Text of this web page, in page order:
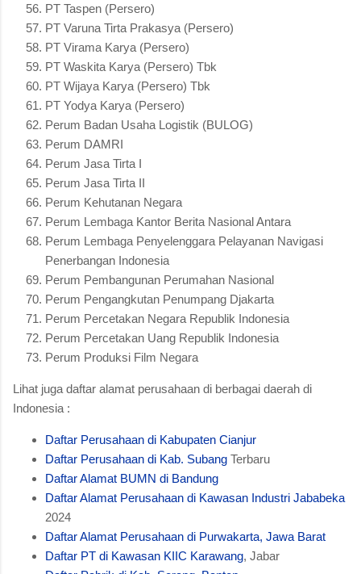
PT Taspen (Persero)
PT Varuna Tirta Prakasya (Persero)
PT Virama Karya (Persero)
PT Waskita Karya (Persero) Tbk
PT Wijaya Karya (Persero) Tbk
PT Yodya Karya (Persero)
Perum Badan Usaha Logistik (BULOG)
Perum DAMRI
Perum Jasa Tirta I
Perum Jasa Tirta II
Perum Kehutanan Negara
Perum Lembaga Kantor Berita Nasional Antara
Perum Lembaga Penyelenggara Pelayanan Navigasi
Penerbangan Indonesia
Perum Pembangunan Perumahan Nasional
Perum Pengangkutan Penumpang Djakarta
Perum Percetakan Negara Republik Indonesia
Perum Percetakan Uang Republik Indonesia
Perum Produksi Film Negara
Lihat juga daftar alamat perusahaan di berbagai daerah di
Indonesia :
Daftar Perusahaan di Kabupaten Cianjur
Daftar Perusahaan di Kab. Subang Terbaru
Daftar Alamat BUMN di Bandung
Daftar Alamat Perusahaan di Kawasan Industri Jababeka
2024
Daftar Alamat Perusahaan di Purwakarta, Jawa Barat
Daftar PT di Kawasan KIIC Karawang, Jabar